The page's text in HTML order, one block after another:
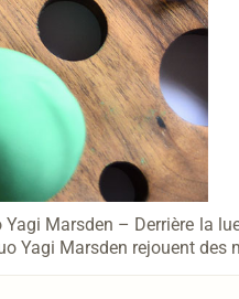
Marsden – Derrière la
Yagi Marsden rejouent